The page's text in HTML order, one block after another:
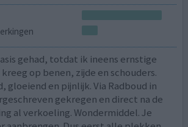
gehad, totdat ik ineens ernstige
op benen, zijde en schouders.
gloeiend en pijnlijk. Via Radboud in
gekregen en direct na de
al verkoeling. Wondermiddel. Je